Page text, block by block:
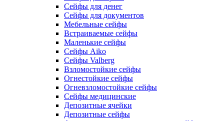
Сейфы для денег
Сейфы для документов
Мебельные сейфы
Встраиваемые сейфы
Маленькие сейфы
Сейфы Aiko
Сейфы Valberg
Взломостойкие сейфы
Огнестойкие сейфы
Огневзломостойкие сейфы
Сейфы медицинские
Депозитные ячейки
Депозитные сейфы